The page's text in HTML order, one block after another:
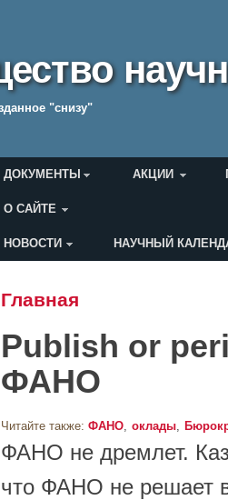
"снизу"
меню
ДОКУМЕНТЫ АКЦИИ
О САЙТЕ
пользователя
НОВОСТИ НАУЧНЫЙ
Вы здесь
Главная
Publish or
ФАНО
Читайте также: ФАНО оклады
ФАНО не дремлет.
что ФАНО не решает